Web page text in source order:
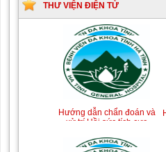
THƯ VIỆN ĐIỆN TỬ
phòng ngừa nhiễm
khuẩn vết mổ